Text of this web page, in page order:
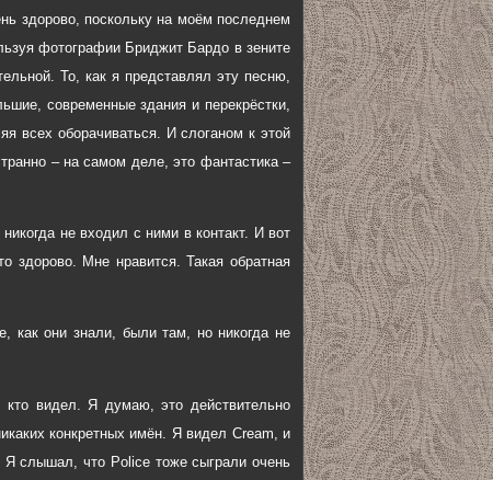
здорово, поскольку на моём последнем
фотографии Бриджит Бардо в зените
То, как я представлял эту песню,
современные здания и перекрёстки,
всех оборачиваться. И слоганом к этой
– на самом деле, это фантастика –
не входил с ними в контакт. И вот
здорово. Мне нравится. Такая обратная
как они знали, были там, но никогда не
видел. Я думаю, это действительно
конкретных имён. Я видел Cream, и
слышал, что Police тоже сыграли очень